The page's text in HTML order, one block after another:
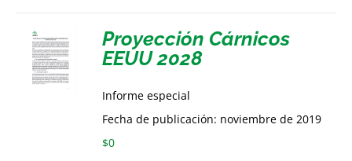
Proyección Cárnicos
EEUU 2028
Informe especial
Fecha de publicación: noviembre de 2019
$0